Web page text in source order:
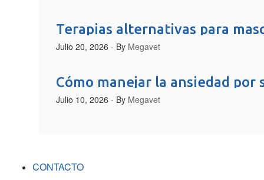
Terapias alternativas para
Julio 20, 2026 - By Megavet
Cómo manejar la ansiedad por
Julio 10, 2026 - By Megavet
CONTACTO